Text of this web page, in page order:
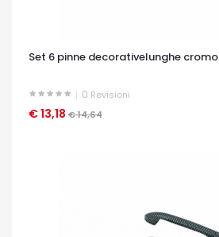
Set 6 pinne decorativelunghe cromo
0 Revisioni
€ 13,18 € 14,64
OCCHIATA VELOCE